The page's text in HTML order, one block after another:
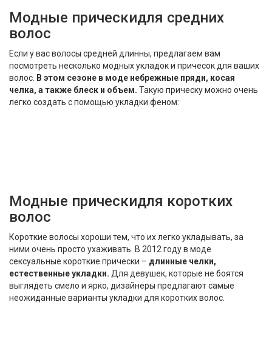
Модные прическидля средних
волос
Если у вас волосы средней длинны, предлагаем вам
посмотреть несколько модных укладок и причесок для ваших
волос. В этом сезоне в моде небрежные пряди, косая
челка, а также блеск и объем. Такую прическу можно очень
легко создать с помощью укладки феном:
Модные прическидля коротких
волос
Короткие волосы хороши тем, что их легко укладывать, за
ними очень просто ухаживать. В 2012 году в моде
сексуальные короткие прически – длинные челки,
естественные укладки. Для девушек, которые не боятся
выглядеть смело и ярко, дизайнеры предлагают самые
неожиданные варианты укладки для коротких волос.